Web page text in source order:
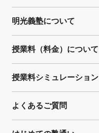
明光義塾について
授業料（料金）について
授業料シミュレーション
よくあるご質問